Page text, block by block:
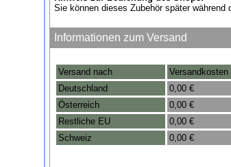
Sie können dieses Zubehör später
Informationen zum Versand
Versand nach Versandkosten
Deutschland
0,00 €
Österreich
0,00 €
Restliche EU
0,00 €
Schweiz
0,00 €